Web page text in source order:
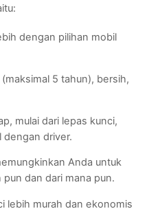
dengan pilihan mobil
5 tahun), bersih,
mulai dari lepas kunci,
dengan driver.
Anda untuk
dan dari mana pun.
lebih murah dan ekonomis